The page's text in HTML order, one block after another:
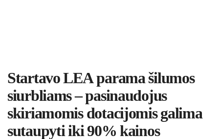
Startavo LEA parama šilumos
siurbliams – pasinaudojus
skiriamomis dotacijomis galima
sutaupyti iki 90% kainos